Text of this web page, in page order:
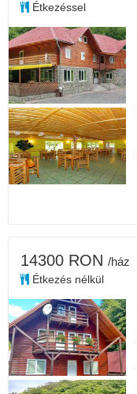
Étkezéssel
14300 RON /ház
Étkezés nélkül